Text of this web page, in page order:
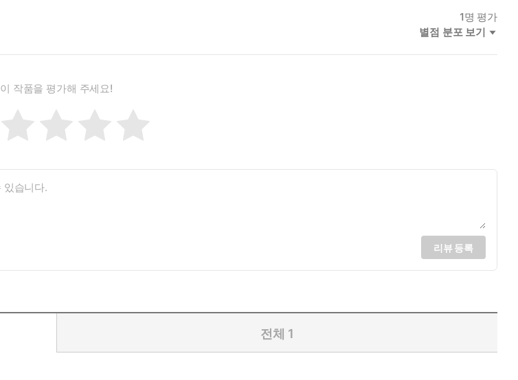
1명 평가
별점 분포 보기
이 작품을 평가해 주세요!
리뷰 등록
전체 1